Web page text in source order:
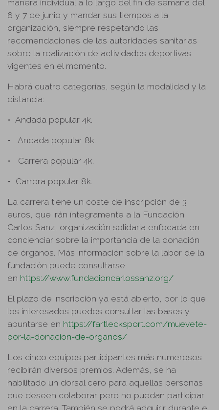
manera individual a lo largo del fin de semana del
6 y 7 de junio y mandar sus tiempos a la
organización, siempre respetando las
recomendaciones de las autoridades sanitarias
sobre la realización de actividades deportivas
vigentes en el momento.
Habrá cuatro categorías, según la modalidad y la
distancia:
• Andada popular 4k.
•
Andada popular 8k.
•
Carrera popular 4k.
•
Carrera popular 8k.
La carrera tiene un coste de inscripción de 3
euros, que irán íntegramente a la Fundación
Carlos Sanz, organización solidaria enfocada en
concienciar sobre la importancia de la donación
de órganos. Más información sobre la labor de la
fundación puede consultarse
en https://www.fundacioncarlossanz.org/
El plazo de inscripción ya está abierto, por lo que
los interesados puedes consultar las bases y
apuntarse en https://fartlecksport.com/muevete-
por-la-donacion-de-organos/
Los cinco equipos participantes más numerosos
recibirán diversos premios. Además, se ha
habilitado un dorsal cero para aquellas personas
que deseen colaborar pero no puedan participar
en la carrera. También se podrá adquirir durante el